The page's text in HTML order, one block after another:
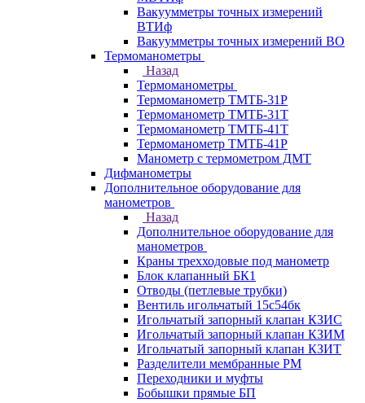
Вакуумметры точных измерений
ВТИф
Вакуумметры точных измерений ВО
Термоманометры
Назад
Термоманометры
Термоманометр ТМТБ-31Р
Термоманометр ТМТБ-31Т
Термоманометр ТМТБ-41Т
Термоманометр ТМТБ-41Р
Манометр с термометром ДМТ
Дифманометры
Дополнительное оборудование для
манометров
Назад
Дополнительное оборудование для
манометров
Краны трехходовые под манометр
Блок клапанный БК1
Отводы (петлевые трубки)
Вентиль игольчатый 15с54бк
Игольчатый запорный клапан КЗИС
Игольчатый запорный клапан КЗИМ
Игольчатый запорный клапан КЗИТ
Разделители мембранные РМ
Переходники и муфты
Бобышки прямые БП